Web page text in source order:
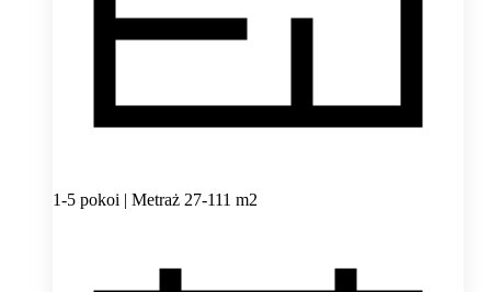
1-5 pokoi | Metraż 27-111 m2